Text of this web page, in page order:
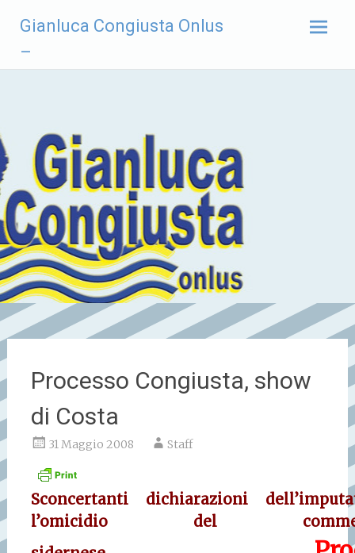
contenuto
Gianluca Congiusta Onlus
–
Processo Congiusta, show
di Costa
31 Maggio 2008 Staff
Sconcertanti dichiarazioni
l’omicidio del